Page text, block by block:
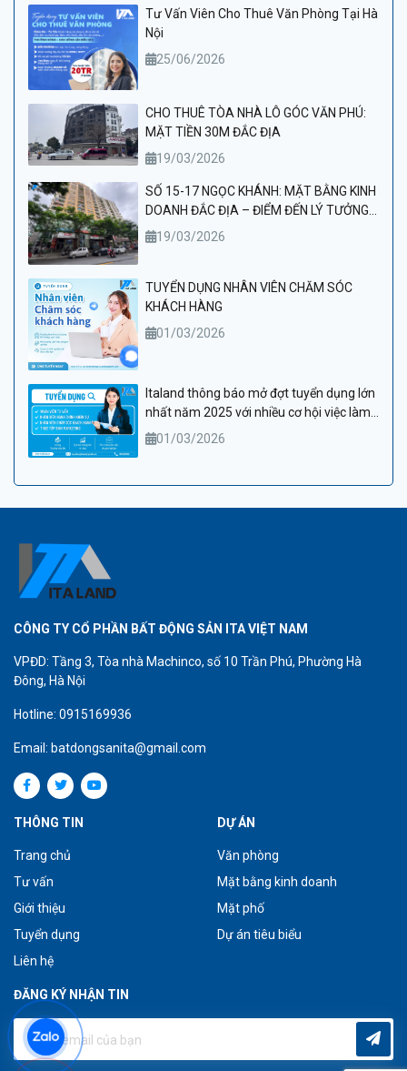
Tư Vấn Viên Cho Thuê Văn Phòng Tại Hà
Nội
25/06/2026
CHO THUÊ TÒA NHÀ LÔ GÓC VĂN PHÚ:
MẶT TIỀN 30M ĐẮC ĐỊA
19/03/2026
SỐ 15-17 NGỌC KHÁNH: MẶT BẰNG KINH
DOANH ĐẮC ĐỊA – ĐIỂM ĐẾN LÝ TƯỞNG
CHO PHÒNG KHÁM VÀ THẨM MỸ VIỆN
19/03/2026
TUYỂN DỤNG NHÂN VIÊN CHĂM SÓC
KHÁCH HÀNG
01/03/2026
Italand thông báo mở đợt tuyển dụng lớn
nhất năm 2025 với nhiều cơ hội việc làm
hấp dẫn
01/03/2026
CÔNG TY CỔ PHẦN BẤT ĐỘNG SẢN ITA VIỆT NAM
VPĐD: Tầng 3, Tòa nhà Machinco, số 10 Trần Phú, Phường Hà
Đông, Hà Nội
Hotline: 0915169936
Email: batdongsanita@gmail.com
THÔNG TIN
Trang chủ
Tư vấn
Giới thiệu
Tuyển dụng
Liên hệ
DỰ ÁN
Văn phòng
Mặt bằng kinh doanh
Mặt phố
Dự án tiêu biểu
ĐĂNG KÝ NHẬN TIN